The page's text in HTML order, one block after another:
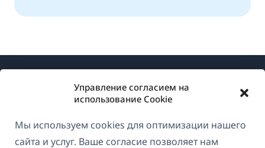
Управление согласием на
использование Cookie
Мы используем cookies для оптимизации нашего
сайта и услуг. Ваше согласие позволяет нам
О WPML